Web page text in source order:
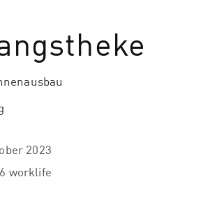
2023
worklife